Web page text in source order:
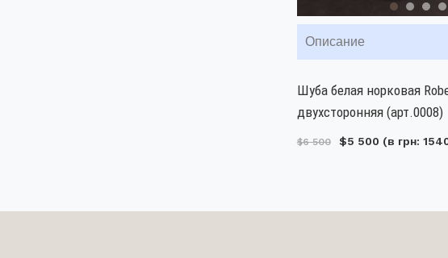
Описание
Шуба белая норковая
двухсторонняя (арт.0008)
$6 500 $5 500 (в грн: